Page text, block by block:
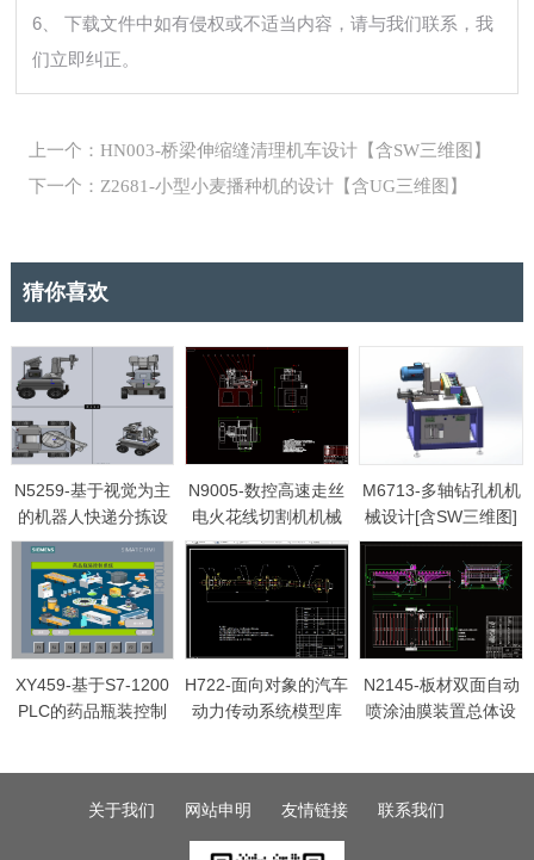
6、 下载文件中如有侵权或不适当内容，请与我们联系，我
们立即纠正。
上一个：HN003-桥梁伸缩缝清理机车设计【含SW三维图】
下一个：Z2681-小型小麦播种机的设计【含UG三维图】
猜你喜欢
N5259-基于视觉为主
的机器人快递分拣设
计【含SW三维图】
N9005-数控高速走丝
电火花线切割机机械
结构及进给控制系统
设计
M6713-多轴钻孔机机
械设计[含SW三维图]
XY459-基于S7-1200
PLC的药品瓶装控制
H722-面向对象的汽车
动力传动系统模型库
N2145-板材双面自动
喷涂油膜装置总体设
关于我们 网站申明 友情链接 联系我们